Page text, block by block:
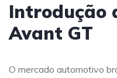
Introdução
Avant GT
O mercado automotivo